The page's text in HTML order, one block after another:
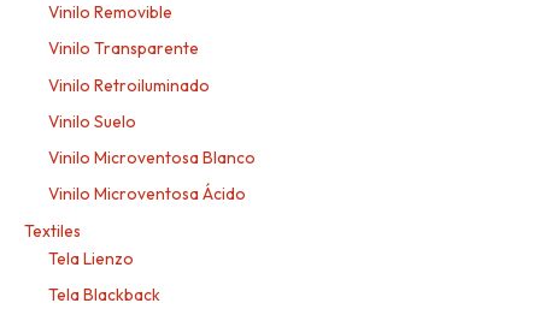
Vinilo Removible
Vinilo Transparente
Vinilo Retroiluminado
Vinilo Suelo
Vinilo Microventosa Blanco
Vinilo Microventosa Ácido
Textiles
Tela Lienzo
Tela Blackback